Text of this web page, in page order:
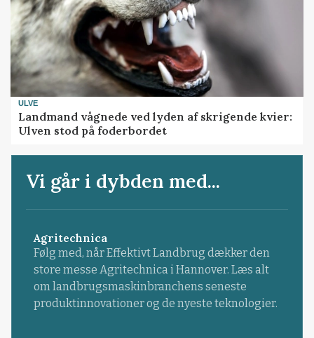
ULVE
Landmand vågnede ved lyden af skrigende kvier:
Ulven stod på foderbordet
Vi går i dybden med...
Agritechnica
Følg med, når Effektivt Landbrug dækker den
store messe Agritechnica i Hannover. Læs alt
om landbrugsmaskinbranchens seneste
produktinnovationer og de nyeste teknologier.